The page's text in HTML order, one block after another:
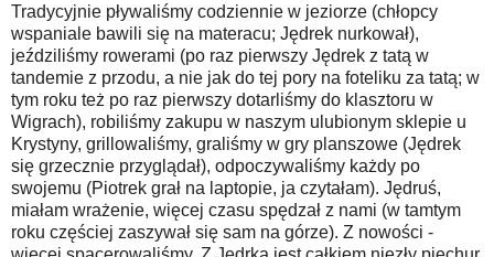
Tradycyjnie pływaliśmy codziennie w jeziorze (chłopcy
wspaniale bawili się na materacu; Jędrek nurkował),
jeździliśmy rowerami (po raz pierwszy Jędrek z tatą w
tandemie z przodu, a nie jak do tej pory na foteliku za tatą; w
tym roku też po raz pierwszy dotarliśmy do klasztoru w
Wigrach), robiliśmy zakupu w naszym ulubionym sklepie u
Krystyny, grillowaliśmy, graliśmy w gry planszowe (Jędrek
się grzecznie przyglądał), odpoczywaliśmy każdy po
swojemu (Piotrek grał na laptopie, ja czytałam). Jędruś,
miałam wrażenie, więcej czasu spędzał z nami (w tamtym
roku częściej zaszywał się sam na górze). Z nowości -